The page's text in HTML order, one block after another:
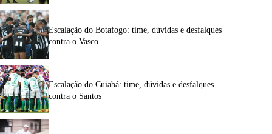
Escalação do Botafogo: time, dúvidas e desfalques
contra o Vasco
Escalação do Cuiabá: time, dúvidas e desfalques
contra o Santos